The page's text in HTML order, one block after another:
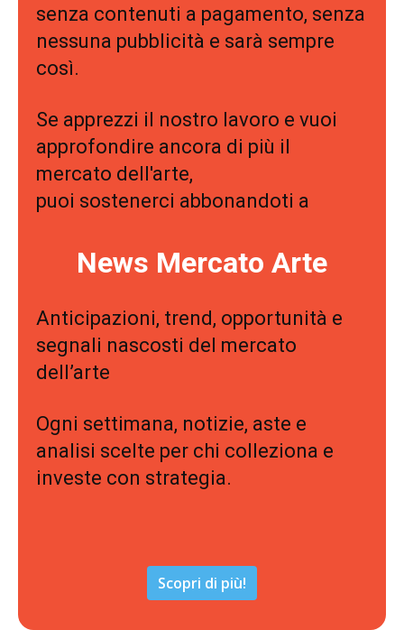
senza contenuti a pagamento, senza
nessuna pubblicità e sarà sempre
così.
Se apprezzi il nostro lavoro e vuoi
approfondire ancora di più il
mercato dell'arte,
puoi sostenerci abbonandoti a
News Mercato Arte
Anticipazioni, trend, opportunità e
segnali nascosti del mercato
dell’arte
Ogni settimana, notizie, aste e
analisi scelte per chi colleziona e
investe con strategia.
Scopri di più!